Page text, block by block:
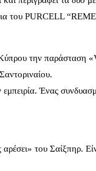
του PURCELL
την παράσταση
Ένας
του Σαίξπηρ.